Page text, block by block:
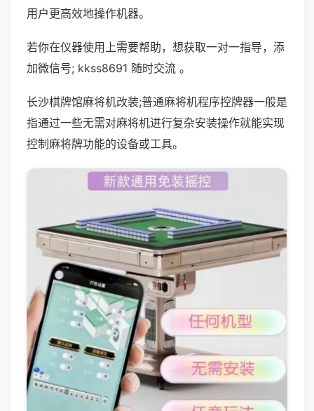
用户更高效地操作机器。
若你在仪器使用上需要帮助，想获取一对一指导，添
加微信号; kkss8691 随时交流 。
长沙棋牌馆麻将机改装;普通麻将机程序控牌器一般是
指通过一些无需对麻将机进行复杂安装操作就能实现
控制麻将牌功能的设备或工具。